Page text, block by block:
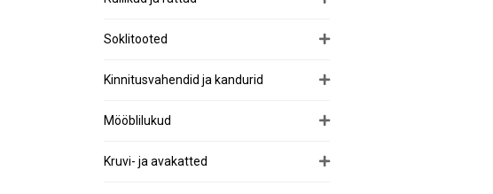
Soklitooted
Kinnitusvahendid ja kandurid
Mööblilukud
Kruvi- ja avakatted